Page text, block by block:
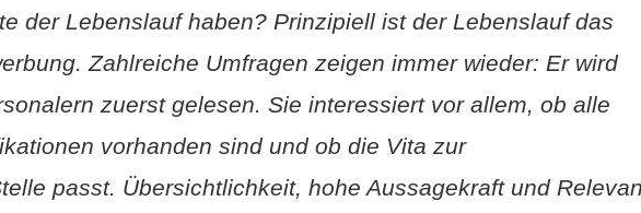
der Lebenslauf haben? Prinzipiell ist der Lebenslauf das
Zahlreiche Umfragen zeigen immer wieder: Er wird
zuerst gelesen. Sie interessiert vor allem, ob alle
vorhanden sind und ob die Vita zur
passt. Übersichtlichkeit, hohe Aussagekraft und